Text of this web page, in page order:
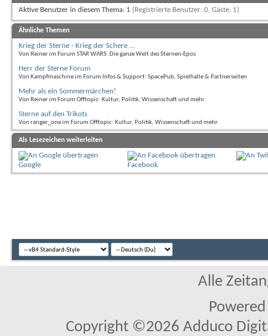
Aktive Benutzer in diesem Thema: 1 (Registrierte Benutzer: 0, Gäste: 1)
Ähnliche Themen
Krieg der Sterne - Krieg der Schere ...
Von Reiner im Forum STAR WARS: Die ganze Welt des Sternen-Epos
Herr der Sterne Forum
Von Kampfmaschine im Forum Infos & Support: SpacePub, Spielhalle & Partnerseiten
Mehr als ein Sommermärchen!
Von Reiner im Forum Offtopic: Kultur, Politik, Wissenschaft und mehr
Sterne auf den Trikots
Von ranger_one im Forum Offtopic: Kultur, Politik, Wissenschaft und mehr
Als Lesezeichen weiterleiten
Google Facebook
Alle
Copyright ©2026 Adduco